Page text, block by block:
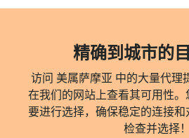
精确到城市的
访问 美属萨摩亚 中的大量代理
在我们的网站上查看其可用性
要进行选择，确保稳定的连接和
检查并选择！